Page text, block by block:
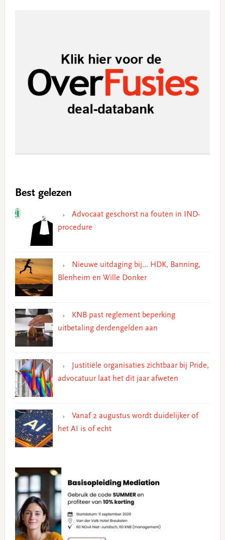
Best gelezen
Advocaat geschorst na fouten in IND-
procedure
Nieuwe uitdaging bij… HDK, Banning,
Blenheim en Wille Donker
KNB past reglement beperking
uitbetaling derdengelden aan
Justitiële organisaties zichtbaar bij Pride,
advocatuur laat het dit jaar afweten
Vanaf 2 augustus wordt duidelijker of
het AI is of echt